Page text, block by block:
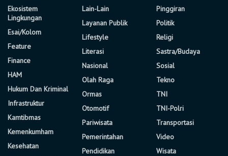
Ekosistem
Lingkungan
Esai/Kolom
Feature
Finance
HAM
Hukum Dan Kriminal
Infrastruktur
Kamtibmas
Kemenkumham
Kesehatan
Lain-Lain
Layanan Publik
Lifestyle
Literasi
Nasional
Olah Raga
Ormas
Otomotif
Pariwisata
Pemerintahan
Pendidikan
Pinggiran
Politik
Religi
Sastra/Budaya
Sosial
Tekno
TNI
TNI-Polri
Transportasi
Video
Wisata